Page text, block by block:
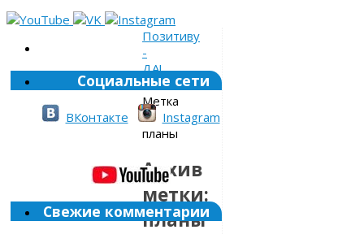
Позитиву
-
ДА!
»
Метка
»
планы
Архив
метки:
планы
Социальные сети
ВКонтакте Instagram
Свежие комментарии